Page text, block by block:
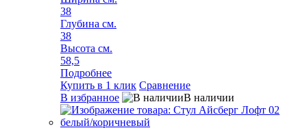
38
Глубина см.
38
Высота см.
58,5
Подробнее
Купить в 1 клик Сравнение
В избранное
В наличии